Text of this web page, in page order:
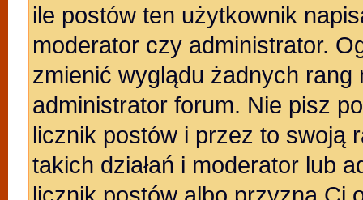
ile postów ten użytkownik
moderator czy administrator.
zmienić wyglądu żadnych
administrator forum. Nie pisz
licznik postów i przez to swoją
takich działań i moderator lub